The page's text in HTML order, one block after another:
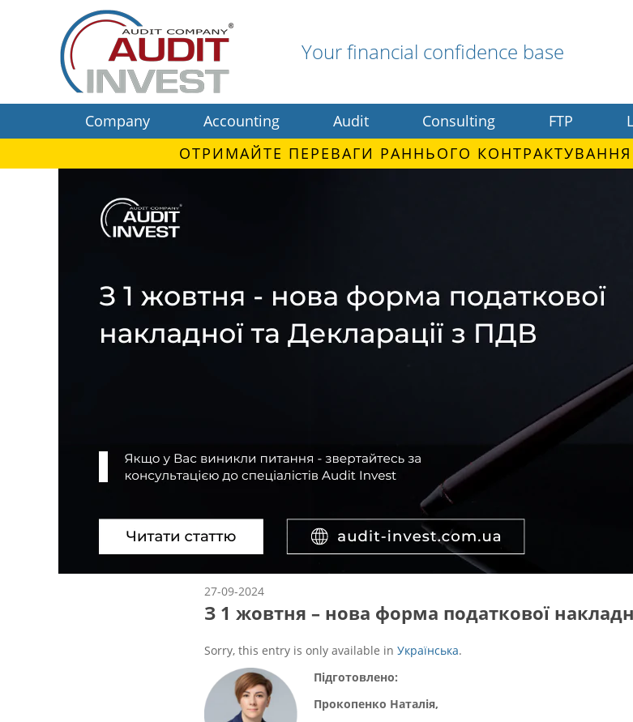
Your financial confidence base
Company
Accounting Audit Consulting FTP
ОТРИМАЙТЕ ПЕРЕВАГИ РАННЬОГО
27-09-2024
З 1 жовтня – нова форма податкової
Sorry, this entry is only available in Українська.
Підготовлено:
Прокопенко Наталія,